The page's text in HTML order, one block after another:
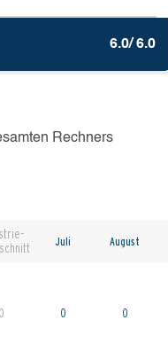
6.0/ 6.0
Rechners
Juli August
0 0 0